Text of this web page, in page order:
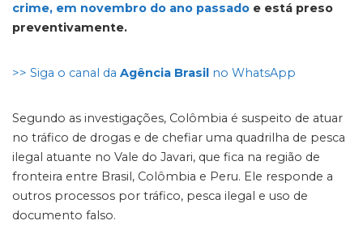
crime, em novembro do ano passado e está preso
preventivamente.
>> Siga o canal da Agência Brasil no WhatsApp
Segundo as investigações, Colômbia é suspeito de atuar
no tráfico de drogas e de chefiar uma quadrilha de pesca
ilegal atuante no Vale do Javari, que fica na região de
fronteira entre Brasil, Colômbia e Peru. Ele responde a
outros processos por tráfico, pesca ilegal e uso de
documento falso.